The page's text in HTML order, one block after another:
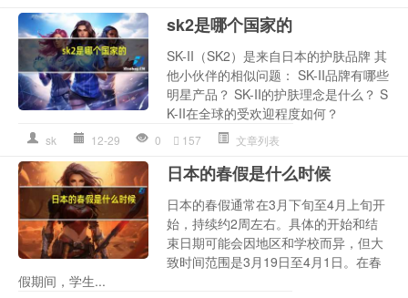
sk2是哪个国家的
SK-II（SK2）是来自日本的护肤品牌 其
他小伙伴的相似问题： SK-II品牌有哪些
明星产品？ SK-II的护肤理念是什么？ S
K-II在全球的受欢迎程度如何？
sk 12-29 0 157 文章列表
日本的春假是什么时候
日本的春假通常在3月下旬至4月上旬开
始，持续约2周左右。具体的开始和结
束日期可能会因地区和学校而异，但大
致时间范围是3月19日至4月1日。在春
假期间，学生...